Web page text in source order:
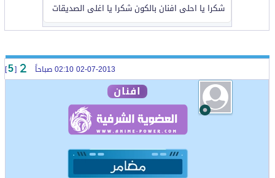
شكرا يا احلى افنان بالكون شكرا يا اغلى الصديقات
[
5
]
افنان